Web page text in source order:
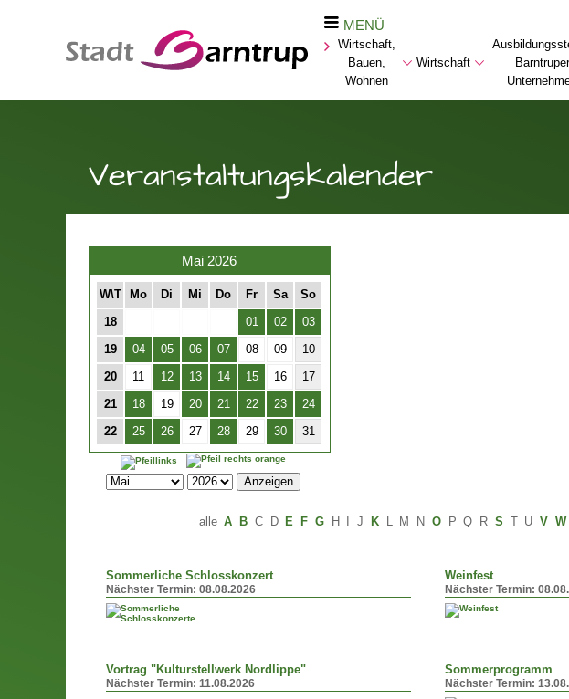
MENÜ
Wirtschaft,
Bauen,
Wohnen
Wirtschaft
Barntruper
Veranstaltungskalender
Mai 2026
W\T Mo Di Mi Do Fr Sa So
18 01 02 03
19 04 05 06 07 08 09 10
20 11 12 13 14 15 16 17
21 18 19 20 21 22 23 24
22 25 26 27 28 29 30 31
alle A B C D E F G H J K L M N O P Q R S T U V W
Sommerliche Schlosskonzert
Nächster Termin: 08.08.2026
Weinfest
Nächster Termin:
Vortrag "Kulturstellwerk Nordlippe"
Nächster Termin: 11.08.2026
Sommerprogramm
Nächster Termin: